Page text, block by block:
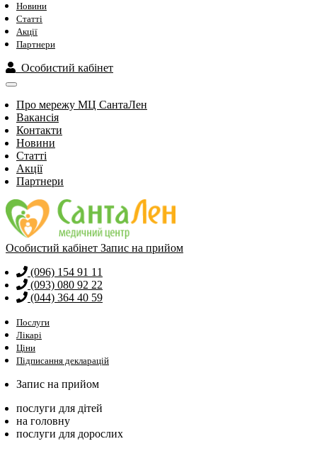
Новини
Статті
Акції
Партнери
Особистий кабінет
Про мережу МЦ СантаЛен
Вакансія
Контакти
Новини
Статті
Акції
Партнери
Особистий кабінет Запис на прийом
(096) 154 91 11
(093) 080 92 22
(044) 364 40 59
Послуги
Лікарі
Ціни
Підписання декларацій
Запис на прийом
послуги для дітей
на головну
послуги для дорослих